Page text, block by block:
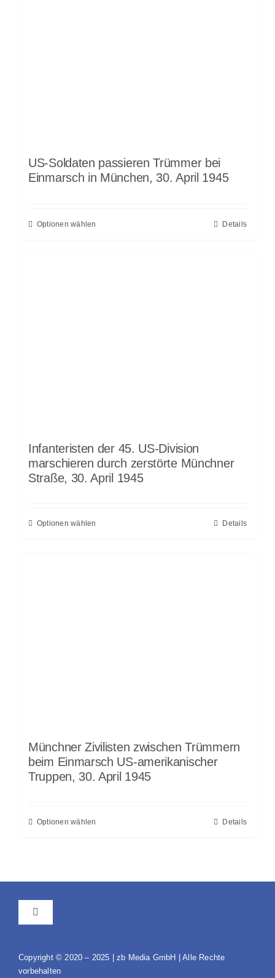
US-Soldaten passieren Trümmer bei
Einmarsch in München, 30. April 1945
Optionen wählen Details
Infanteristen der 45. US-Division
marschieren durch zerstörte Münchner
Straße, 30. April 1945
Optionen wählen Details
Münchner Zivilisten zwischen Trümmern
beim Einmarsch US-amerikanischer
Truppen, 30. April 1945
Optionen wählen Details
Toggle
Navigation
Copyright © 2020 – 2025 | zb Media GmbH | Alle Rechte
vorbehalten